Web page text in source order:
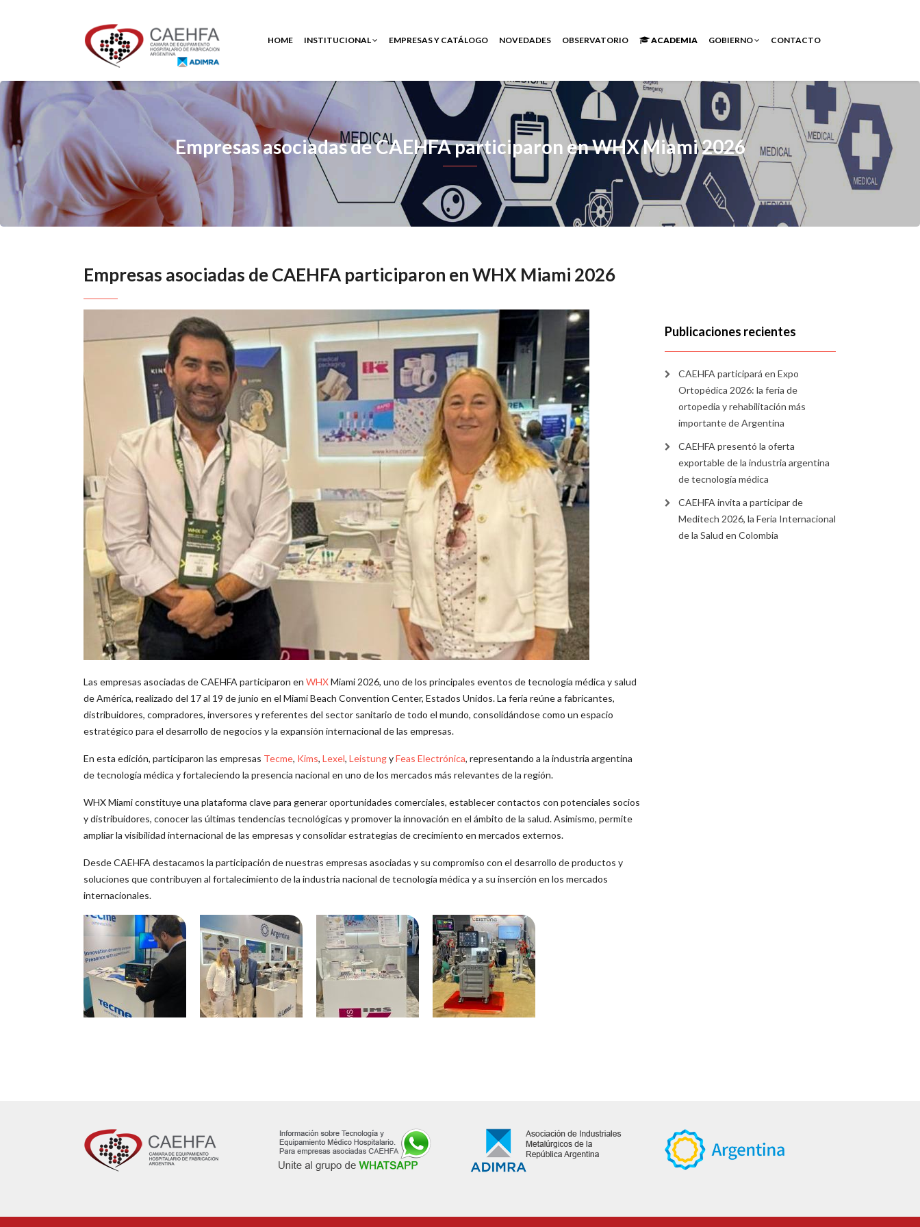
HOME INSTITUCIONAL EMPRESAS Y CATÁLOGO NOVEDADES OBSERVATORIO ACADEMIA GOBIERNO CONTACTO
Empresas asociadas de CAEHFA participaron en WHX Miami 2026
Empresas asociadas de CAEHFA participaron en WHX Miami 2026
Las empresas asociadas de CAEHFA participaron en WHXMiami 2026, uno de los principales eventos de tecnología médica y salud
de América, realizado del 17 al 19 de junio en el Miami Beach Convention Center, Estados Unidos. La feria reúne a fabricantes,
distribuidores, compradores, inversores y referentes del sector sanitario de todo el mundo, consolidándose como un espacio
estratégico para el desarrollo de negocios y la expansión internacional de las empresas.
En esta edición, participaron las empresas Tecme, Kims, Lexel, LeistungyFeas Electrónica, representando a la industria argentina
de tecnología médica y fortaleciendo la presencia nacional en uno de los mercados más relevantes de la región.
WHX Miami constituye una plataforma clave para generar oportunidades comerciales, establecer contactos con potenciales socios
y distribuidores, conocer las últimas tendencias tecnológicas y promover la innovación en el ámbito de la salud. Asimismo, permite
ampliar la visibilidad internacional de las empresas y consolidar estrategias de crecimiento en mercados externos.
Desde CAEHFA destacamos la participación de nuestras empresas asociadas y su compromiso con el desarrollo de productos y
soluciones que contribuyen al fortalecimiento de la industria nacional de tecnología médica y a su inserción en los mercados
internacionales.
Publicaciones recientes
CAEHFA participará en Expo
Ortopédica 2026: la feria de
ortopedia y rehabilitación más
importante de Argentina
CAEHFA presentó la oferta
exportable de la industria argentina
de tecnología médica
CAEHFA invita a participar de
Meditech 2026, la Feria Internacional
de la Salud en Colombia